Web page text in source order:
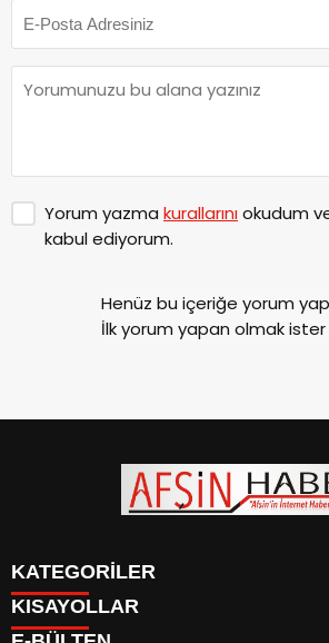
Yorum yazma kurallarınıokudum
kabul ediyorum.
Henüz bu içeriğe yorum
İlk yorum yapan olmak ister
KATEGORİLER
SİYASET
KISAYOLLAR